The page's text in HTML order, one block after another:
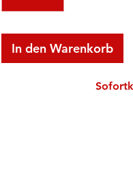
In den Warenkorb